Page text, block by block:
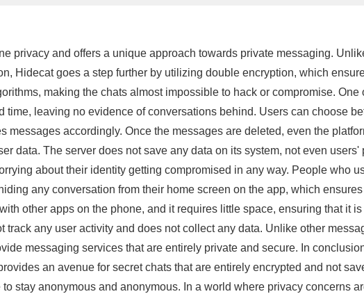
privacy and offers a unique approach towards private messaging.
Hidecat goes a step further by utilizing double encryption, which
making the chats almost impossible to hack or compromise.
time, leaving no evidence of conversations behind. Users can choose
messages accordingly. Once the messages are deleted, even the
data. The server does not save any data on its system, not even
about their identity getting compromised in any way. People who
any conversation from their home screen on the app, which
other apps on the phone, and it requires little space, ensuring that it
track any user activity and does not collect any data. Unlike other
messaging services that are entirely private and secure. In
an avenue for secret chats that are entirely encrypted and not
stay anonymous and anonymous. In a world where privacy concerns